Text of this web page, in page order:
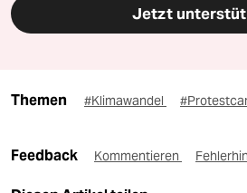
Jetzt
Themen #Klimawandel
Feedback Kommentieren